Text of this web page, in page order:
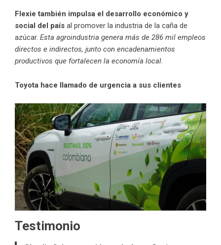
Flexie también impulsa el desarrollo económico y
social del país al promover la industria de la caña de
azúcar. Esta agroindustria genera más de 286 mil empleos
directos e indirectos, junto con encadenamientos
productivos que fortalecen la economía local.
Toyota hace llamado de urgencia a sus clientes
Testimonio